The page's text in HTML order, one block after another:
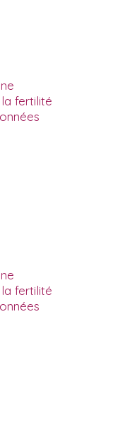
la fertilité
la fertilité